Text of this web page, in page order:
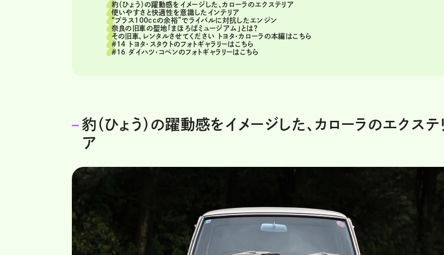
豹（ひょう）の躍動感をイメージした、カローラのエクステリア
使いやすさと快適性を意識したインテリア
“プラス100ccの余裕”でライバルに対抗したエンジン
奈良の旧車の聖地「まほろばミュージアム」とは？
その旧車、レンタルさせてください トヨタ・カローラの本編はこちら
＃14 トヨタ・スタウトのフォトギャラリーはこちら
＃16 ダイハツ・コペンのフォトギャラリーはこちら
豹（ひょう）の躍動感をイメージした、カローラのエクステ
ア